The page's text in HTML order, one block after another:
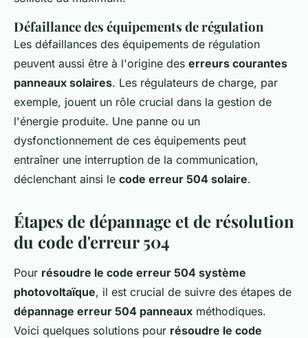
Défaillance des équipements de régulation
Les défaillances des équipements de régulation
peuvent aussi être à l'origine des erreurs courantes
panneaux solaires. Les régulateurs de charge, par
exemple, jouent un rôle crucial dans la gestion de
l'énergie produite. Une panne ou un
dysfonctionnement de ces équipements peut
entraîner une interruption de la communication,
déclenchant ainsi le code erreur 504 solaire.
Étapes de dépannage et de résolution
du code d'erreur 504
Pour résoudre le code erreur 504 système
photovoltaïque, il est crucial de suivre des étapes de
dépannage erreur 504 panneaux méthodiques.
Voici quelques solutions pour résoudre le code